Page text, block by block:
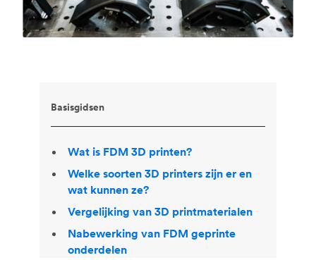
Basisgidsen
Wat is FDM 3D printen?
Welke soorten 3D printers zijn er en
wat kunnen ze?
Vergelijking van 3D printmaterialen
Nabewerking van FDM geprinte
onderdelen